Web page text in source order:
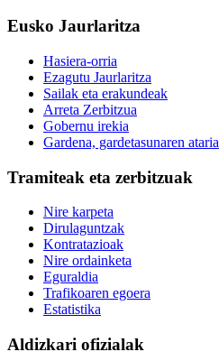
Eusko Jaurlaritza
Hasiera-orria
Ezagutu Jaurlaritza
Sailak eta erakundeak
Arreta Zerbitzua
Gobernu irekia
Gardena, gardetasunaren ataria
Tramiteak eta zerbitzuak
Nire karpeta
Dirulaguntzak
Kontratazioak
Nire ordainketa
Eguraldia
Trafikoaren egoera
Estatistika
Aldizkari ofizialak